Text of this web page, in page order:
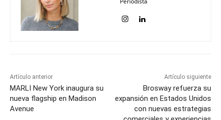
Artículo anterior
MARLI New York inaugura su
nueva flagship en Madison
Avenue
Artículo siguiente
Brosway refuerza su
expansión en Estados Unidos
con nuevas estrategias